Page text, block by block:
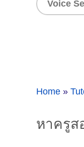
Home »
หาครูส